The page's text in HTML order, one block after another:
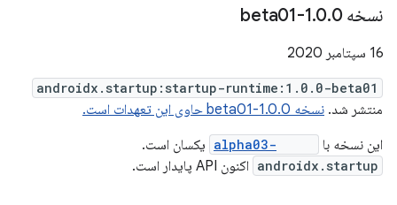
نسخه 1 .0.0-beta01
16 سپتامبر 2020
androidx.startup:startup-runtime:1.0.0-beta01
منتشر شد. نسخه 1.0.0-beta01 حاوی این تعهدات است.
این نسخه با
یکسان است.
androidx.startup اکنون API پایدار است.